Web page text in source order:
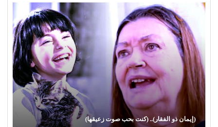
(إيمان ذو الفقار).. (كنت بحب صوت زعيقها)